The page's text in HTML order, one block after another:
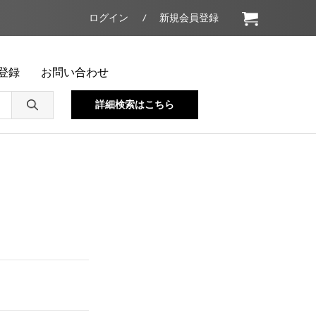
ログイン 新規会員登録
録 お問い合わせ
詳細検索はこちら